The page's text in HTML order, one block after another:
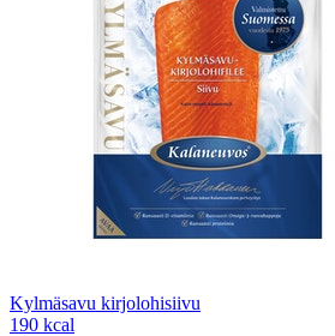
Kylmäsavu kirjolohisiivu
190 kcal